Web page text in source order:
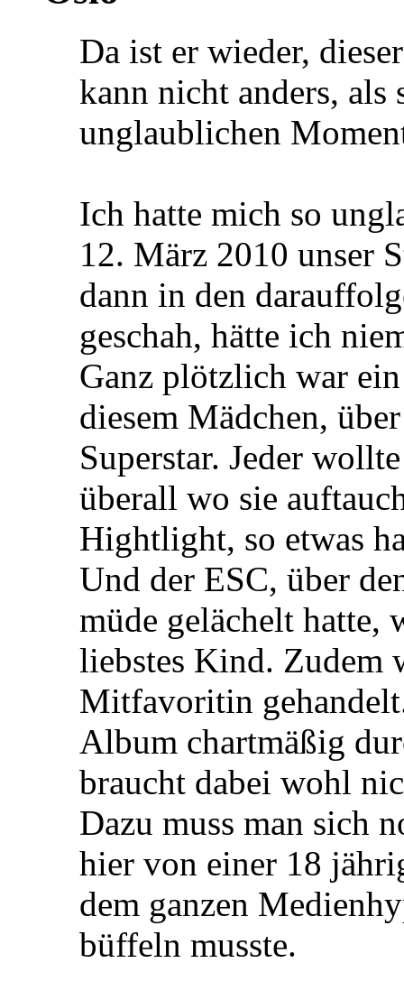
Da ist er wieder,
kann nicht anders, als
unglaublichen
Ich hatte mich so
12. März 2010 unser
dann in den
geschah, hätte ich
Ganz plötzlich war
diesem Mädchen,
Superstar. Jeder
überall wo sie
Hightlight, so etwas
Und der ESC, über
müde gelächelt hatte,
liebstes Kind. Zudem
Mitfavoritin
Album chartmäßig
braucht dabei wohl
Dazu muss man sich
hier von einer 18
dem ganzen
büffeln musste.